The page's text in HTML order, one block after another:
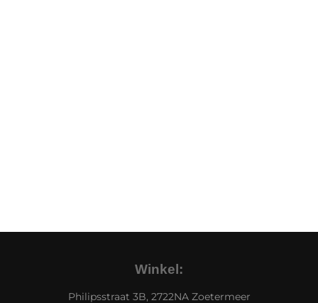
Winkel:
Philipsstraat 3B, 2722NA Zoetermeer